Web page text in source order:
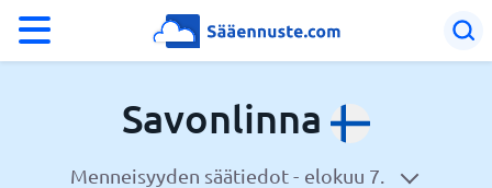
Sää Savonlinna
Savonlinna
Menneisyyden säätiedot - elokuu 7.